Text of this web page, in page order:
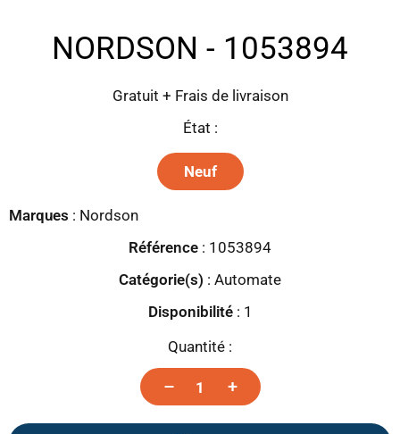
NORDSON - 1053894
Gratuit + Frais de livraison
État :
Neuf
Marques : Nordson
Référence : 1053894
Catégorie(s) : Automate
Disponibilité: 1
Quantité :
– +